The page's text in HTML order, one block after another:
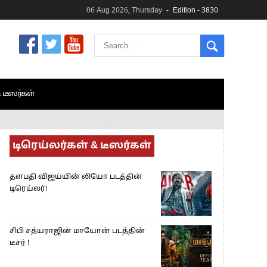
06 Aug 2026, Thursday Edition - 3830
டீஸர்கள்
டிரெய்லர்கள் & டீஸர்கள்
தளபதி விஜய்யின் லியோ படத்தின்
டிரெய்லர்!
சிபி சத்யராஜின் மாயோன் படத்தின்
டீசர் !